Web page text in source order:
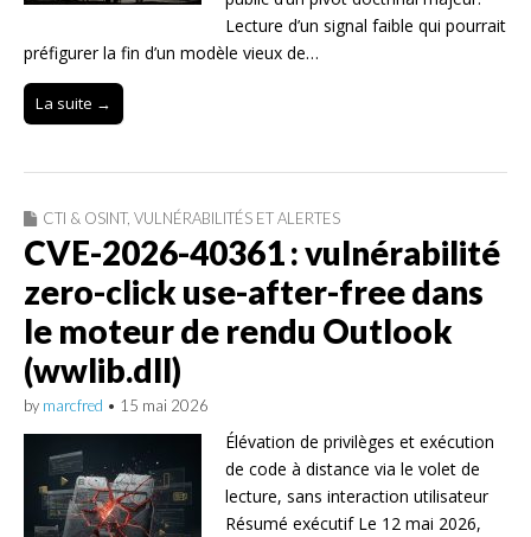
Lecture d’un signal faible qui pourrait
préfigurer la fin d’un modèle vieux de…
La suite →
CTI & OSINT, VULNÉRABILITÉS ET ALERTES
CVE-2026-40361 : vulnérabilité
zero-click use-after-free dans
le moteur de rendu Outlook
(wwlib.dll)
by marcfred • 15 mai 2026
Élévation de privilèges et exécution
de code à distance via le volet de
lecture, sans interaction utilisateur
Résumé exécutif Le 12 mai 2026,